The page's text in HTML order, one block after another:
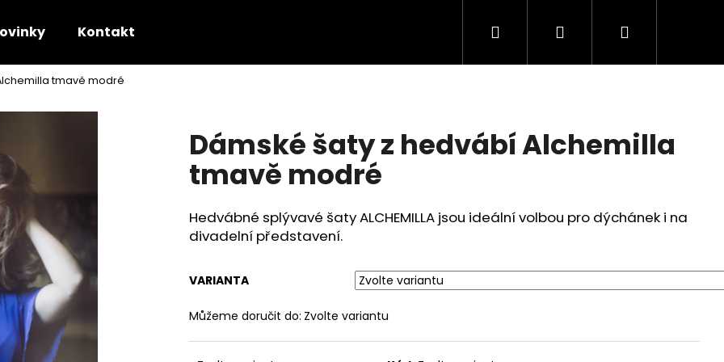
Kontakt Hledat PřihlášeníNákupní
tmavě modré
Dámské šaty z hedvábí Alchemilla
tmavě modré
Hedvábné splývavé šaty ALCHEMILLA jsou ideální volbou pro dýchánek i na
divadelní představení.
VARIANTA
Můžeme doručit do: Zvolte variantu
Co potřebujete najít?
HLEDAT
SATÉNOVÁ DLOUHÁ SUKNĚ